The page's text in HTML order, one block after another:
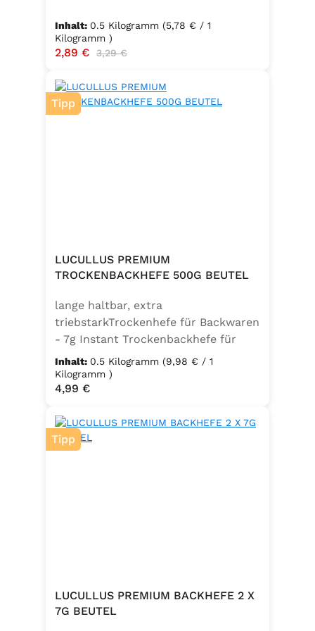
Hartweizengrieß, frische Eier
(Güteklasse A), Trinkwasser ✅
Hergestellt in Baden – Qualität seit
Inhalt: 0.5 Kilogramm (5,78 € / 1
Kilogramm )
Verkaufspreis:
2,89 € Regulärer Preis:
3,29 €
Tipp
LUCULLUS PREMIUM
TROCKENBACKHEFE 500G BEUTEL
lange haltbar, extra
triebstarkTrockenhefe für Backwaren
- 7g Instant Trockenbackhefe für
500g Weizenmehl, entspricht 25g
FrischhefeZutaten: Trockenbackhefe,
Emulgator Sorbitanmonostearat
Inhalt: 0.5 Kilogramm (9,98 € / 1
Kilogramm )
Regulärer Preis:
4,99 €
Tipp
LUCULLUS PREMIUM BACKHEFE 2 X
7G BEUTEL